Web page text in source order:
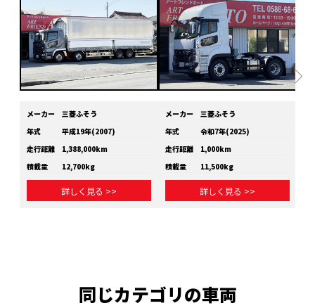
メーカー
三菱ふそう
年式
平成19年(2007)
走行距離
1,388,000km
積載量
12,700kg
詳しく見る >>
メーカー
三菱ふそう
年式
令和7年(2025)
走行距離
1,000km
積載量
11,500kg
詳しく見る >>
同じカテゴリの車両